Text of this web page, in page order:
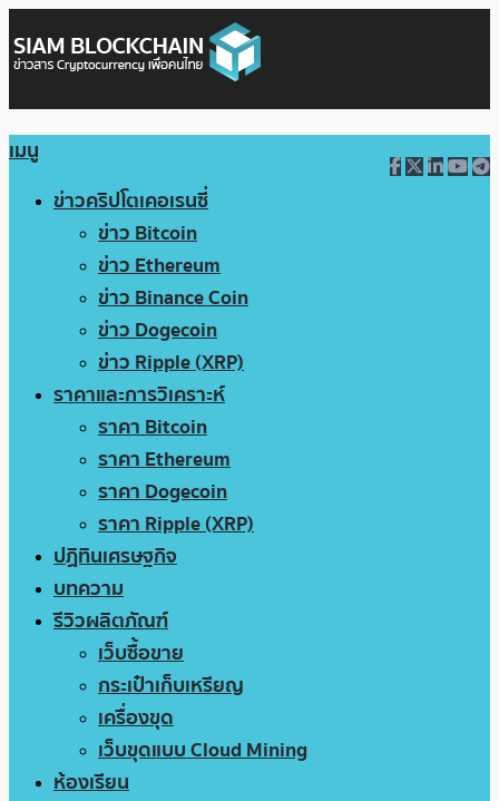
เมนู
ข่าวคริปโตเคอเรนซี่
ข่าว Bitcoin
ข่าว Ethereum
ข่าว Binance Coin
ข่าว Dogecoin
ข่าว Ripple (XRP)
ราคาและการวิเคราะห์
ราคา Bitcoin
ราคา Ethereum
ราคา Dogecoin
ราคา Ripple (XRP)
ปฏิทินเศรษฐกิจ
บทความ
รีวิวผลิตภัณฑ์
เว็บซื้อขาย
กระเป๋าเก็บเหรียญ
เครื่องขุด
เว็บขุดแบบ Cloud Mining
ห้องเรียน